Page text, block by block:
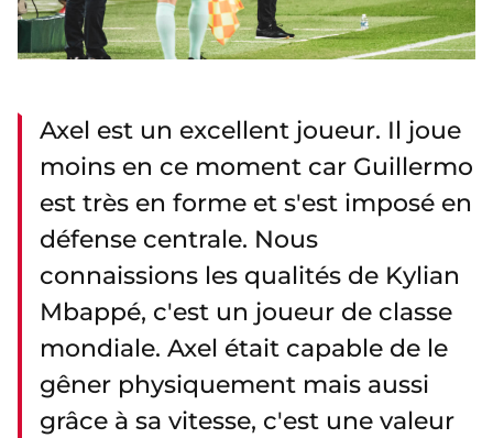
Axel est un excellent joueur. Il joue
moins en ce moment car Guillermo
est très en forme et s'est imposé en
défense centrale. Nous
connaissions les qualités de Kylian
Mbappé, c'est un joueur de classe
mondiale. Axel était capable de le
gêner physiquement mais aussi
grâce à sa vitesse, c'est une valeur